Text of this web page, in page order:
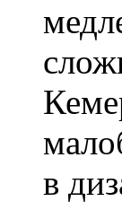
в